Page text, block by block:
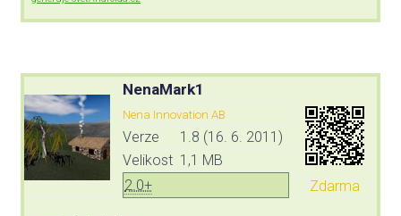
NenaMark1
Nena Innovation AB
Verze
1.8 (16. 6. 2011)
Velikost 1,1 MB
2.0+
Zdarma